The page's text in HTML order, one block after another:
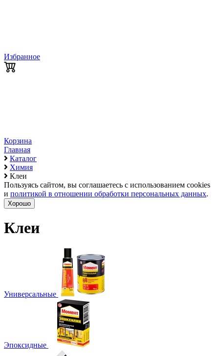
Избранное
Корзина
Главная
Каталог
Химия
Клеи
Пользуясь сайтом, вы соглашаетесь с использованием cookies
и политикой в отношении обработки персональных данных.
Хорошо
Клеи
Универсальные
Эпоксидные